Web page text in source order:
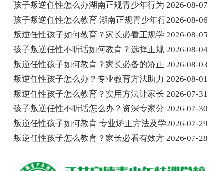
孩子叛逆任性怎么办湖南正规青少年行为 2026-08-07
孩子叛逆任性怎么教育 湖南正规青少年行2026-08-06
叛逆任性孩子如何教育？家长必看正规学 2026-08-05
孩子叛逆任性不听话如何教育？选择正规 2026-08-04
叛逆任性孩子如何教育？家长必备的矫正 2026-08-03
叛逆任性孩子怎么办？专业教育方法助力 2026-08-01
叛逆任性孩子怎么教育？实用方法让家长 2026-07-31
孩子叛逆任性不听话怎么办？资深专家分 2026-07-30
叛逆任性孩子如何教育 专业矫正方法及学2026-07-29
叛逆任性孩子怎么教育？家长必看有效方 2026-07-28